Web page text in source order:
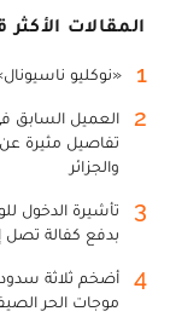
المقالات الأكثر
1 «نوكليو
2
العميل السابق
تفاصيل مثيرة عن
والجزائر
3
بدفع كفالة تصل إلى 20 ألف
4
أضخم ثلاثة
موجات الحر